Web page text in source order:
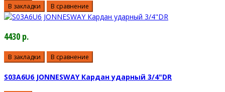
В закладки
В сравнение
4430 р.
В закладки В сравнение
S03A6U6 JONNESWAY Кардан ударный 3/4"DR